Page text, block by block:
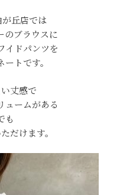
丘店では
のブラウスに
イドパンツを
トです。
丈感で
ュームがある
も
だけます。